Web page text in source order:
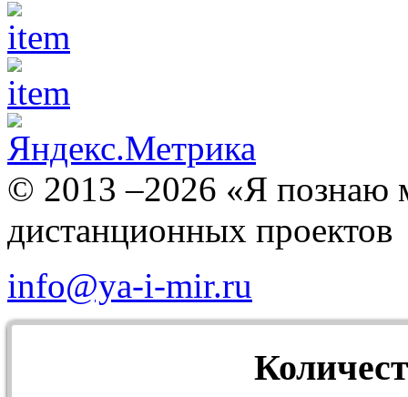
© 2013 –2026 «Я познаю
дистанционных проектов
info@ya-i-mir.ru